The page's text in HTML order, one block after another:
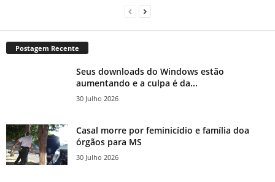
Postagem Recente
Seus downloads do Windows estão
aumentando e a culpa é da...
30 Julho 2026
Casal morre por feminicídio e família doa
órgãos para MS
30 Julho 2026